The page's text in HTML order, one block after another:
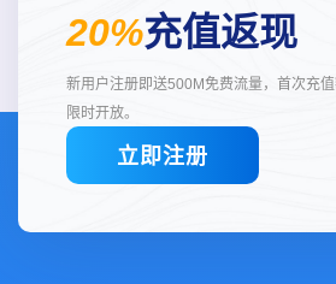
20%充值返现
新用户注册即送500M免费流量，首次充
限时开放。
立即注册